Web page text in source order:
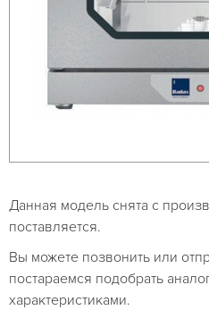
Данная модель снята с
поставляется.
Вы можете позвонить или
постараемся подобрать
характеристиками.